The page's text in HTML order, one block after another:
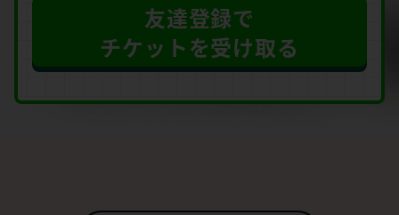
友達登録で
チケットを受け取る